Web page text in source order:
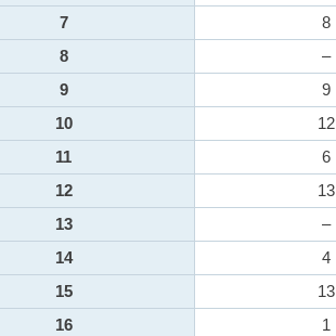
7
8
8
–
9
9
10
12
11
6
12
13
13
–
14
4
15
13
16
1